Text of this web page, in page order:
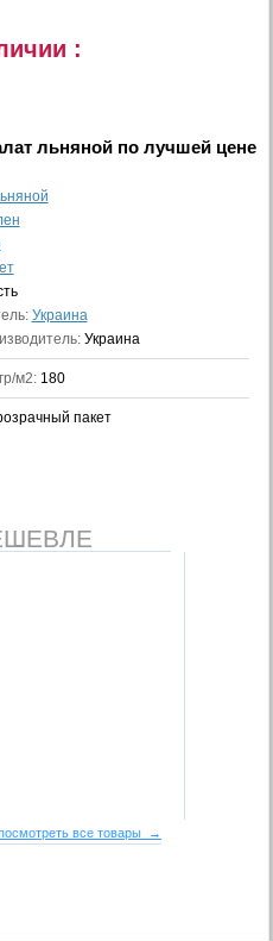
:
льнянойпо лучшей цене
Украина
Украина
м2: 180
пакет
все товары →